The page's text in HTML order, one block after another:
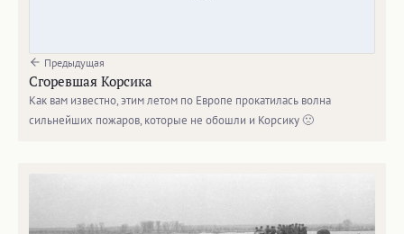
Предыдущая
Сгоревшая Корсика
Как вам известно, этим летом по Европе прокатилась волна
сильнейших пожаров, которые не обошли и Корсику 🙁